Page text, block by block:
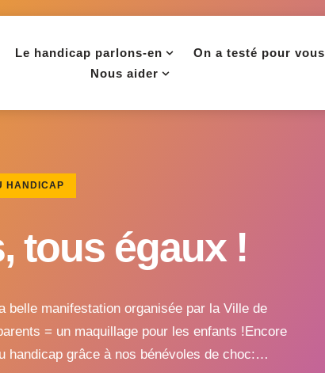
Le handicap parlons-en On a testé pour vous
Nous aider
HANDICAP
tous égaux !
belle manifestation organisée par la Ville de
= un maquillage pour les enfants !Encore
handicap grâce à nos bénévoles de choc: